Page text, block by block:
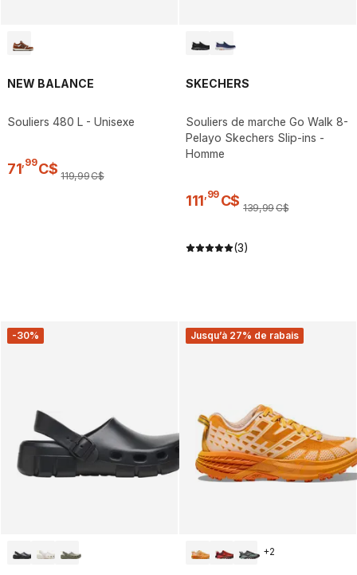
NEW BALANCE
Souliers 480 L - Unisexe
71,99C$ 119,99C$
SKECHERS
Souliers de marche Go Walk 8-
Pelayo Skechers Slip-ins -
Homme
111,99 C$ 139,99C$
(3)
-30% Jusqu’à 27% de rabais
+2